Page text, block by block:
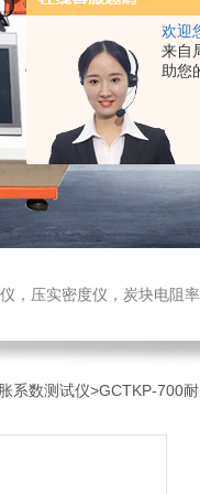
欢迎
来自
助您
仪，振实密度仪，比表面积测试仪，真密度仪
系数测试仪>GCTKP-700